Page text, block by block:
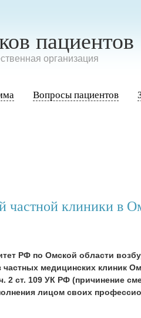
пациентов
организация
Вопросы пациентов
частной клиники в
РФ по Омской области
частных медицинских клиник
2 ст. 109 УК РФ (причинение
лицом своих